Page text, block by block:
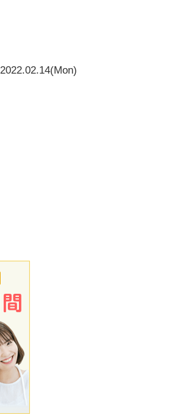
2022.02.14(Mon)